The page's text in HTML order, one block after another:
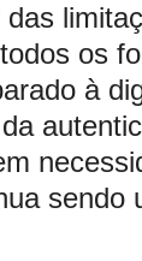
os
à
sendo